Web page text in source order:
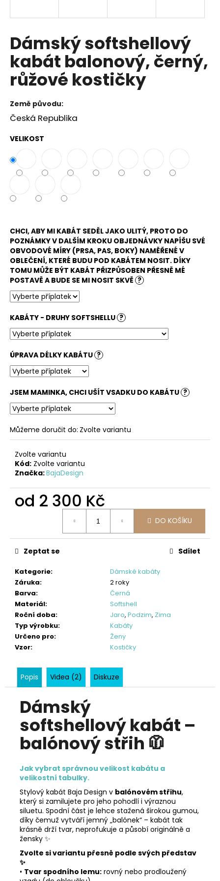
Dámský softshellový
kabát balonový, černý,
růžové kostičky
Země původu:
Česká Republika
VELIKOST
CHCI, ABY MI KABÁT SEDĚL JAKO ULITÝ, PROTO DO
POZNÁMKY V DALŠÍM KROKU OBJEDNÁVKY NAPÍŠU SVÉ
OBVODOVÉ MÍRY (PRSA, PAS, BOKY) NAMĚŘENÉ V
OBLEČENÍ, KTERÉ BUDU POD KABÁTEM NOSIT. DÍKY
TOMU MŮŽE BÝT KABÁT PŘIZPŮSOBEN PŘESNĚ MÉ
POSTAVĚ A BUDE SE MI NOSIT SKVĚ ?
KABÁTY - DRUHY SOFTSHELLU ?
ÚPRAVA DÉLKY KABÁTU ?
JSEM MAMINKA, CHCI UŠÍT VSADKU DO KABÁTU ?
Můžeme doručit do: Zvolte variantu
Zvolte variantu
Kód: Zvolte variantu
Značka:BajaDesign
od 2 300 Kč
DO KOŠÍKU
Kategorie:
Dámské kabáty
Záruka:
2 roky
Barva:
Černá
Materiál:
Softshell
Roční doba: Jaro, Podzim, Zima
Typ výrobku:
Kabáty
Určeno pro:
Ženy
Vzor: Kostičky
Zeptat se Sdílet
Popis Videa (2) Diskuze
Dámský
softshellový kabát –
balónový střih 🧥
Jak vybrat správnou velikost kabátu a
velikostní tabulky.
Stylový kabát Baja Design v balónovém střihu,
který si zamilujete pro jeho pohodlí i výraznou
siluetu. Spodní část je lehce stažená širokou gumou,
díky čemuž vytváří jemný „balónek“ – kabát tak
krásně drží tvar, neprofukuje a působí originálně a
žensky ✨
Zvolte si variantu přesně podle svých představ
✨
• Tvar spodního lemu: rovný nebo prodloužený
í
t
?
D
o
p
o
r
u
j
e
m
e
LETNÍ
DÁMSKÉ
ŠATY
SPORTY,
TYRKYSOVÉ
900
Kč